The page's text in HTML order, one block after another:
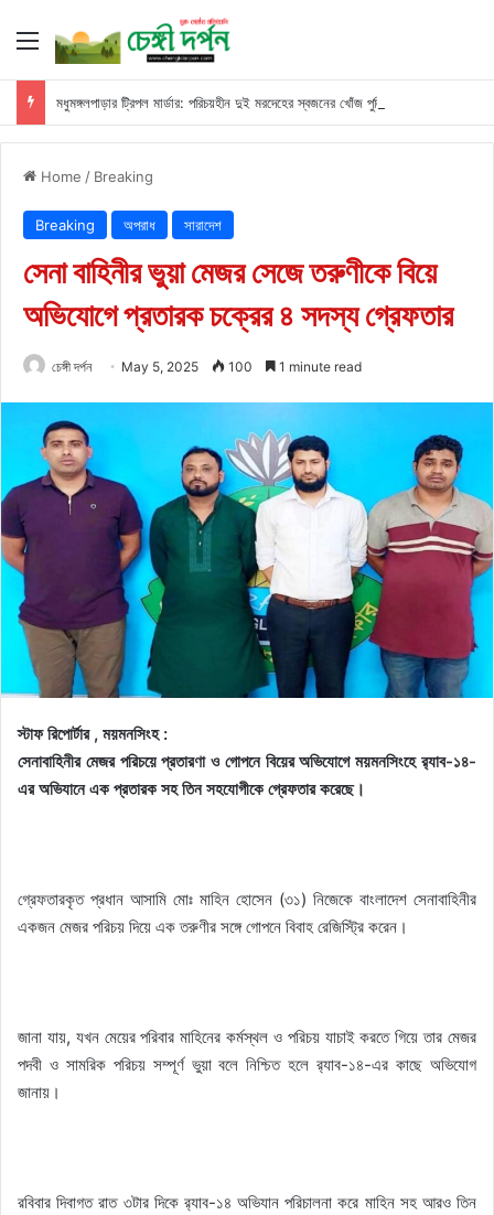
Menu
মধুমঙ্গলপাড়ার ট্রিপল মার্ডার: পরিচয়হীন দুই মরদেহের স্বজনের খোঁজ পুলিশের
Home / Breaking
Breaking অপরাধ সারাদেশ
সেনা বাহিনীর ভুয়া মেজর সেজে তরুণীকে বিয়ে
অভিযোগে প্রতারক চক্রের ৪ সদস্য গ্রেফতার
চেঙ্গী দর্পন May 5, 2025 100 1 minute read
স্টাফ রিপোর্টার , ময়মনসিংহ :
সেনাবাহিনীর মেজর পরিচয়ে প্রতারণা ও গোপনে বিয়ের অভিযোগে ময়মনসিংহে র‍্যাব-১৪-
এর অভিযানে এক প্রতারক সহ তিন সহযোগীকে গ্রেফতার করেছে।
গ্রেফতারকৃত প্রধান আসামি মোঃ মাহিন হোসেন (৩১) নিজেকে বাংলাদেশ সেনাবাহিনীর
একজন মেজর পরিচয় দিয়ে এক তরুণীর সঙ্গে গোপনে বিবাহ রেজিস্ট্রি করেন।
জানা যায়, যখন মেয়ের পরিবার মাহিনের কর্মস্থল ও পরিচয় যাচাই করতে গিয়ে তার মেজর
পদবী ও সামরিক পরিচয় সম্পূর্ণ ভুয়া বলে নিশ্চিত হলে র‍্যাব-১৪-এর কাছে অভিযোগ
জানায়।
রবিবার দিবাগত রাত ৩টার দিকে র‍্যাব-১৪ অভিযান পরিচালনা করে মাহিন সহ আরও তিন